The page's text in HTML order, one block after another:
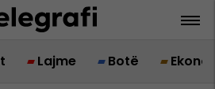
Lajme Botë